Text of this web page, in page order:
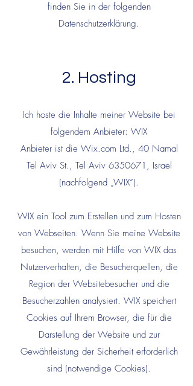
finden Sie in der folgenden
Datenschutzerklärung.
2. Hosting
Ich hoste die Inhalte meiner Website bei
folgendem Anbieter: WIX
Anbieter ist die Wix.com Ltd., 40 Namal
Tel Aviv St., Tel Aviv 6350671, Israel
(nachfolgend „WIX“).
WIX ein Tool zum Erstellen und zum Hosten
von Webseiten. Wenn Sie meine Website
besuchen, werden mit Hilfe von WIX das
Nutzerverhalten, die Besucherquellen, die
Region der Websitebesucher und die
Besucherzahlen analysiert. WIX speichert
Cookies auf Ihrem Browser, die für die
Darstellung der Website und zur
Gewährleistung der Sicherheit erforderlich
sind (notwendige Cookies).